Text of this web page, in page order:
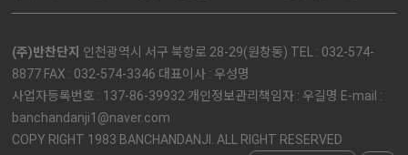
(주)반찬단지 인천광역시 서구 북항로 28-29(원창동) TEL : 032-574-
8877 FAX : 032-574-3346 대표이사 : 우성명
사업자등록번호 : 137-86-39932 개인정보관리책임자 : 우길명 E-mail :
banchandanji1@naver.com
COPY RIGHT 1983 BANCHANDANJI. ALL RIGHT RESERVED